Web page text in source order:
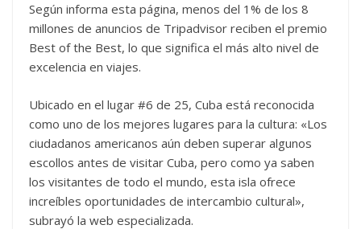
Según informa esta página, menos del 1% de los 8
millones de anuncios de Tripadvisor reciben el premio
Best of the Best, lo que significa el más alto nivel de
excelencia en viajes.
Ubicado en el lugar #6 de 25, Cuba está reconocida
como uno de los mejores lugares para la cultura: «Los
ciudadanos americanos aún deben superar algunos
escollos antes de visitar Cuba, pero como ya saben
los visitantes de todo el mundo, esta isla ofrece
increíbles oportunidades de intercambio cultural»,
subrayó la web especializada.